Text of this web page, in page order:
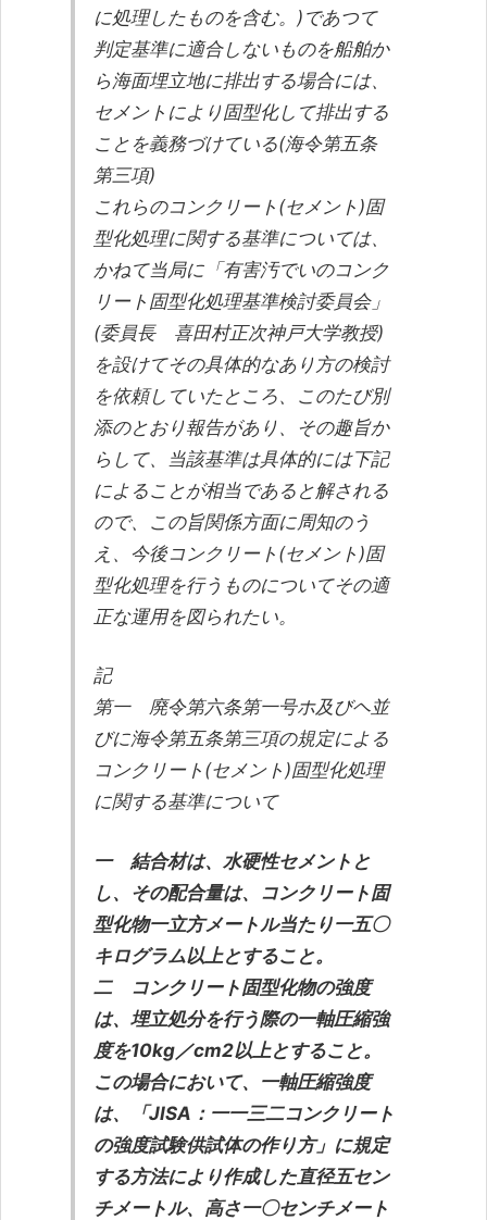
に処理したものを含む。)であつて
判定基準に適合しないものを船舶か
ら海面埋立地に排出する場合には、
セメントにより固型化して排出する
ことを義務づけている(海令第五条
第三項)
これらのコンクリート(セメント)固
型化処理に関する基準については、
かねて当局に「有害汚でいのコンク
リート固型化処理基準検討委員会」
(委員長 喜田村正次神戸大学教授)
を設けてその具体的なあり方の検討
を依頼していたところ、このたび別
添のとおり報告があり、その趣旨か
らして、当該基準は具体的には下記
によることが相当であると解される
ので、この旨関係方面に周知のう
え、今後コンクリート(セメント)固
型化処理を行うものについてその適
正な運用を図られたい。
記
第一 廃令第六条第一号ホ及びヘ並
びに海令第五条第三項の規定による
コンクリート(セメント)固型化処理
に関する基準について
一 結合材は、水硬性セメントと
し、その配合量は、コンクリート固
型化物一立方メートル当たり一五〇
キログラム以上とすること。
二 コンクリート固型化物の強度
は、埋立処分を行う際の一軸圧縮強
度を10kg／cm2以上とすること。
この場合において、一軸圧縮強度
は、「JISA：一一三二コンクリート
の強度試験供試体の作り方」に規定
する方法により作成した直径五セン
チメートル、高さ一〇センチメート